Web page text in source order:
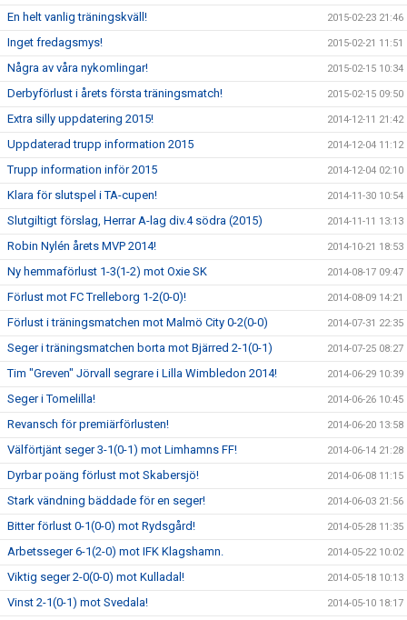
En helt vanlig träningskväll! 2015-02-23 21:46
Inget fredagsmys! 2015-02-21 11:51
Några av våra nykomlingar! 2015-02-15 10:34
Derbyförlust i årets första träningsmatch! 2015-02-15 09:50
Extra silly uppdatering 2015! 2014-12-11 21:42
Uppdaterad trupp information 2015 2014-12-04 11:12
Trupp information inför 2015 2014-12-04 02:10
Klara för slutspel i TA-cupen! 2014-11-30 10:54
Slutgiltigt förslag, Herrar A-lag div.4 södra (2015) 2014-11-11 13:13
Robin Nylén årets MVP 2014! 2014-10-21 18:53
Ny hemmaförlust 1-3(1-2) mot Oxie SK 2014-08-17 09:47
Förlust mot FC Trelleborg 1-2(0-0)! 2014-08-09 14:21
Förlust i träningsmatchen mot Malmö City 0-2(0-0) 2014-07-31 22:35
Seger i träningsmatchen borta mot Bjärred 2-1(0-1) 2014-07-25 08:27
Tim "Greven" Jörvall segrare i Lilla Wimbledon 2014! 2014-06-29 10:39
Seger i Tomelilla! 2014-06-26 10:45
Revansch för premiärförlusten! 2014-06-20 13:58
Välförtjänt seger 3-1(0-1) mot Limhamns FF! 2014-06-14 21:28
Dyrbar poäng förlust mot Skabersjö! 2014-06-08 11:15
Stark vändning bäddade för en seger! 2014-06-03 21:56
Bitter förlust 0-1(0-0) mot Rydsgård! 2014-05-28 11:35
Arbetsseger 6-1(2-0) mot IFK Klagshamn. 2014-05-22 10:02
Viktig seger 2-0(0-0) mot Kulladal! 2014-05-18 10:13
Vinst 2-1(0-1) mot Svedala! 2014-05-10 18:17